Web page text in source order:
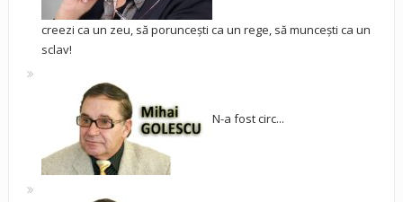
creezi ca un zeu, să poruncești ca un rege, să muncești ca un
sclav!
N-a fost circ...